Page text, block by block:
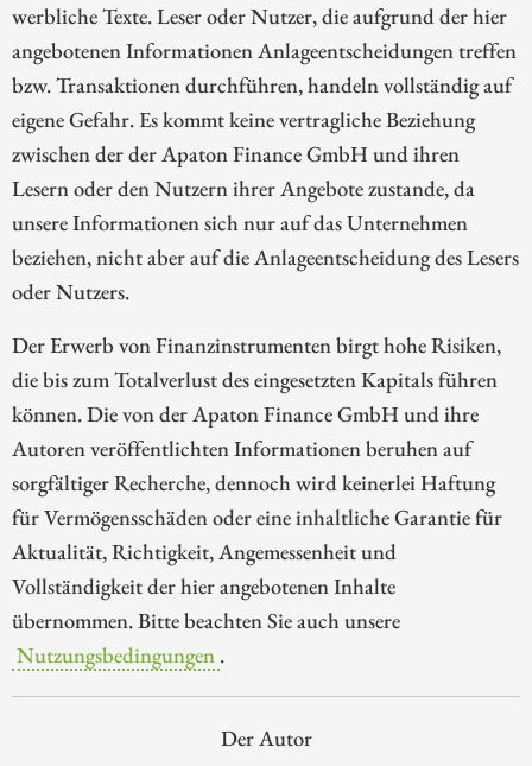
werbliche Texte. Leser oder Nutzer, die aufgrund der hier
angebotenen Informationen Anlageentscheidungen treffen
bzw. Transaktionen durchführen, handeln vollständig auf
eigene Gefahr. Es kommt keine vertragliche Beziehung
zwischen der der Apaton Finance GmbH und ihren
Lesern oder den Nutzern ihrer Angebote zustande, da
unsere Informationen sich nur auf das Unternehmen
beziehen, nicht aber auf die Anlageentscheidung des Lesers
oder Nutzers.
Der Erwerb von Finanzinstrumenten birgt hohe Risiken,
die bis zum Totalverlust des eingesetzten Kapitals führen
können. Die von der Apaton Finance GmbH und ihre
Autoren veröffentlichten Informationen beruhen auf
sorgfältiger Recherche, dennoch wird keinerlei Haftung
für Vermögensschäden oder eine inhaltliche Garantie für
Aktualität, Richtigkeit, Angemessenheit und
Vollständigkeit der hier angebotenen Inhalte
übernommen. Bitte beachten Sie auch unsere
Nutzungsbedingungen .
Der Autor